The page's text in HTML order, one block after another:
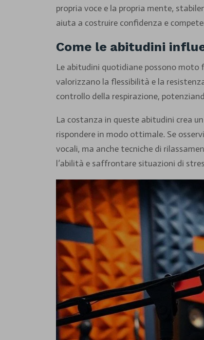
propria voce e la propria mente,
aiuta a costruire confidenza e
Come le abitudini
Le abitudini quotidiane possono moto
valorizzano la flessibilità e la
controllo della respirazione,
La costanza in queste abitudini crea
rispondere in modo ottimale. Se
vocali, ma anche tecniche di
l’abilità e saffrontare situazioni di